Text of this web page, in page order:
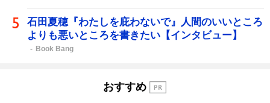
石田夏穂『わたしを庇わないで』人間のいいところ
よりも悪いところを書きたい【インタビュー】
Book Bang
おすすめ